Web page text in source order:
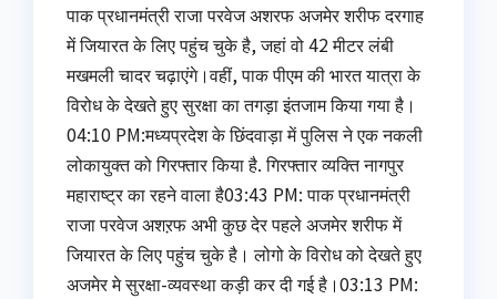
पाक प्रधानमंत्री राजा परवेज अशरफ अजमेर शरीफ दरगाह
में जियारत के लिए पहुंच चुके है, जहां वो 42 मीटर लंबी
मखमली चादर चढ़ाएंगे।वहीं, पाक पीएम की भारत यात्रा के
विरोध के देखते हुए सुरक्षा का तगड़ा इंतजाम किया गया है।
04:10 PM:मध्यप्रदेश के छिंदवाड़ा में पुलिस ने एक नकली
लोकायुक्त को गिरफ्तार किया है. गिरफ्तार व्यक्ति नागपुर
महाराष्ट्र का रहने वाला है03:43 PM: पाक प्रधानमंत्री
राजा परवेज अशऱफ अभी कुछ देर पहले अजमेर शरीफ में
जियारत के लिए पहुंच चुके है। लोगो के विरोध को देखते हुए
अजमेर मे सुरक्षा-व्यवस्था कड़ी कर दी गई है।03:13 PM: